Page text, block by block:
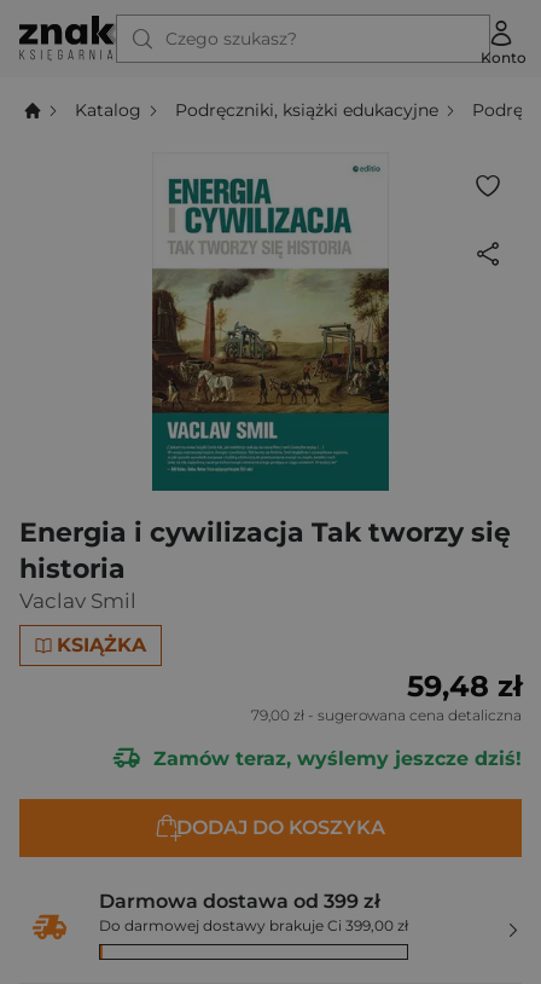
Czego szukasz?
Konto
Katalog Podręczniki, książki edukacyjne
Energia i cywilizacja Tak tworzy się
historia
Vaclav Smil
KSIĄŻKA
59,48 zł
79,00 zł - sugerowana cena detaliczna
Zamów teraz, wyślemy jeszcze dziś!
DODAJ DO KOSZYKA
Darmowa dostawa od 399 zł
Do darmowej dostawy brakuje Ci 399,00 zł